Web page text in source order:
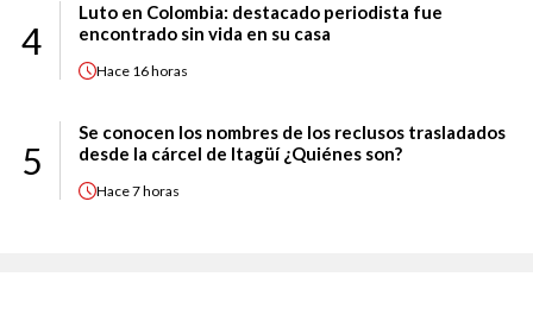
4
Luto en Colombia: destacado periodista fue
encontrado sin vida en su casa
Hace 16 horas
5
Se conocen los nombres de los reclusos trasladados
desde la cárcel de Itagüí ¿Quiénes son?
Hace7 horas